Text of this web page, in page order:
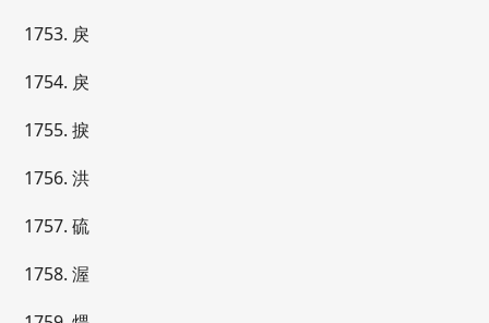
1753. 戾
1754. 戾
1755. 捩
1756. 洪
1757. 硫
1758. 渥